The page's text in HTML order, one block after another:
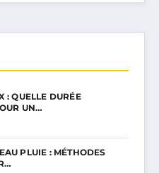
: QUELLE DURÉE
UN…
PLUIE : MÉTHODES